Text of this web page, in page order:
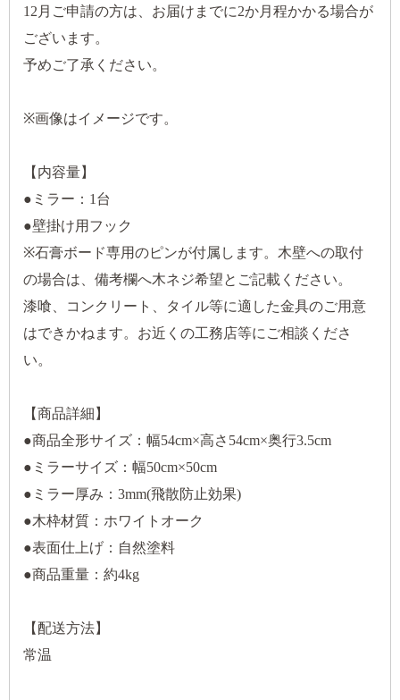
12月ご申請の方は、お届けまでに2か月程かかる場合が
ございます。
予めご了承ください。
※画像はイメージです。
【内容量】
●ミラー：1台
●壁掛け用フック
※石膏ボード専用のピンが付属します。木壁への取付
の場合は、備考欄へ木ネジ希望とご記載ください。
漆喰、コンクリート、タイル等に適した金具のご用意
はできかねます。お近くの工務店等にご相談くださ
い。
【商品詳細】
●商品全形サイズ：幅54cm×高さ54cm×奥行3.5cm
●ミラーサイズ：幅50cm×50cm
●ミラー厚み：3mm(飛散防止効果)
●木枠材質：ホワイトオーク
●表面仕上げ：自然塗料
●商品重量：約4kg
【配送方法】
常温